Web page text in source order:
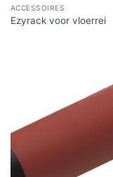
ACCESSOIRES
Ezyrack voor vloerrei